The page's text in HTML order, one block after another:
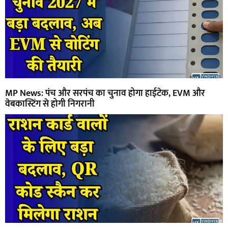
MP News: पंच और सरपंच का चुनाव होगा हाईटेक, EVM और
वेबकास्टिंग से होगी निगरानी